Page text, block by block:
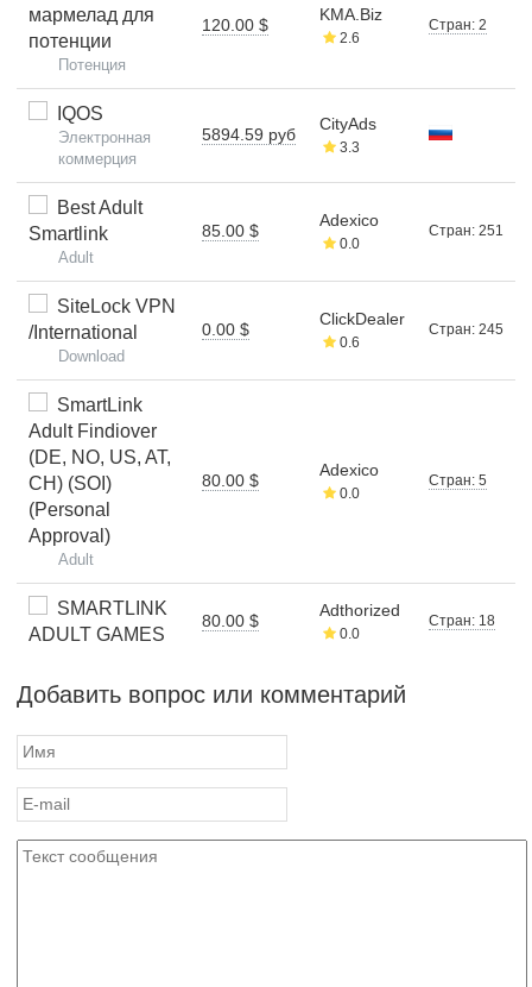
мармелад для
потенции
Потенция
120.00 $
KMA.Biz
2.6
Стран: 2
IQOS
Электронная
коммерция
5894.59 руб
CityAds
3.3
Best Adult
Smartlink
Adult
85.00 $
Adexico
0.0
Стран: 251
SiteLock VPN
/International
Download
0.00 $
ClickDealer
0.6
Стран: 245
SmartLink
Adult Findiover
(DE, NO, US, AT,
CH) (SOI)
(Personal
Approval)
Adult
80.00 $
Adexico
0.0
Стран: 5
SMARTLINK
ADULT GAMES
80.00 $
Adthorized
0.0
Стран: 18
Добавить вопрос или комментарий